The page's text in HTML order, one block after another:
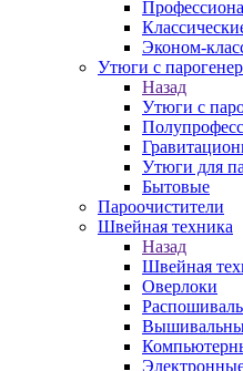
Эконом-
Утюги с
Назад
Утюги с
Утюги для
Бытовые
Пароочистители
Швейная техника
Назад
Швейная
Оверлоки